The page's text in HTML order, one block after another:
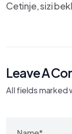
Cetinje, sizi
Leave A
All fields marked